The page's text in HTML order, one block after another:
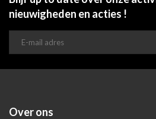
nieuwigheden en acties !
Over ons